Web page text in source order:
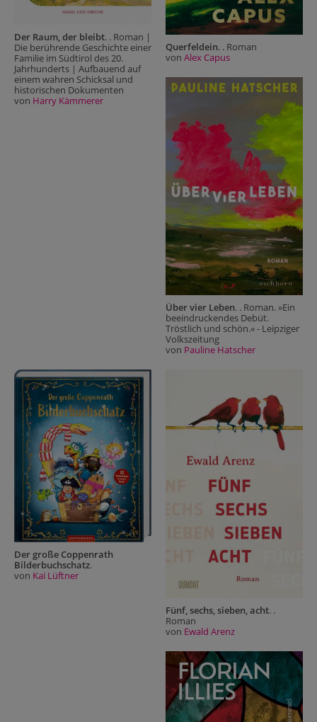
Der Raum, der bleibt. . Roman |
Die berührende Geschichte einer
Familie im Südtirol des 20.
Jahrhunderts | Aufbauend auf
einem wahren Schicksal und
historischen Dokumenten
von Harry Kämmerer
Querfeldein. . Roman
von Alex Capus
Über vier Leben. . Roman. »Ein
beeindruckendes Debüt.
Tröstlich und schön.« - Leipziger
Volkszeitung
von Pauline Hatscher
Der große Coppenrath
Bilderbuchschatz.
von Kai Lüftner
Fünf, sechs, sieben, acht. .
Roman
von Ewald Arenz